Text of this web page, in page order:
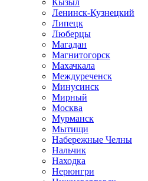
Ленинск-Кузнецкий
Липецк
Люберцы
Магадан
Магнитогорск
Махачкала
Междуреченск
Минусинск
Мирный
Москва
Мурманск
Мытищи
Набережные Челны
Нальчик
Находка
Нерюнгри